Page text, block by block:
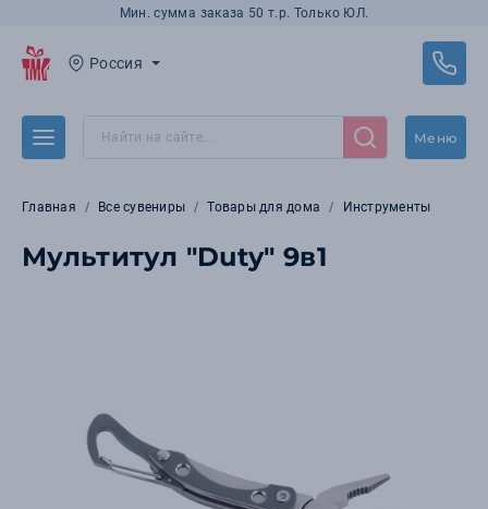
Мин. сумма заказа 50 т.р. Только ЮЛ.
Россия
Меню
Главная Все сувениры Товары для дома Инструменты
Мультитул "Duty" 9в1